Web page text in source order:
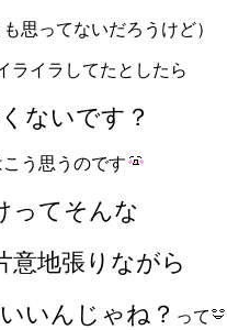
思ってないだろうけど）
ライラしてたとしたら
ないです？
う思うのです
ってそんな
意地張りながら
いいんじゃね？ って